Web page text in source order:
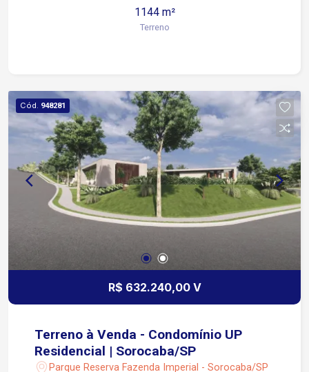
aproveitamento do espaço Localização
privilegiada dentro do condomínio, garantindo
Condomínio Saint Patrick de alto padrão, com
infraestrutura moderna e segurança reforçada
Duas portarias, sendo uma com acesso direto
pela Rodovia Raposo Tavares Loteamento
fechado que oferece tranquilidade, segurança e
alto nível de valorização
1144 m²
Terreno
Cód. 948281
R$ 632.240,00 V
Terreno à Venda - Condomínio UP
Residencial | Sorocaba/SP
Parque Reserva Fazenda Imperial - Sorocaba/SP